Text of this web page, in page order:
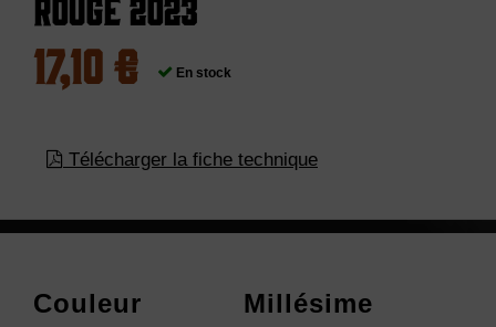
17,10 € En stock
Télécharger la fiche technique
Couleur Millésime